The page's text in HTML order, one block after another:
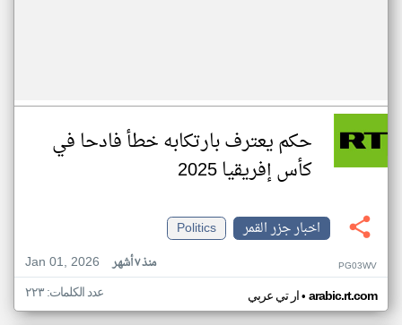
حكم يعترف بارتكابه خطأ فادحا في
كأس إفريقيا 2025
اخبار جزر القمر
Politics
Jan 01, 2026
منذ ٧ أشهر PG03WV
ار تي عربي• arabic.rt.com عدد الكلمات: ٢٢٣